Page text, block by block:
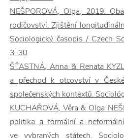
NEŠPOROVÁ, Olga, 2019.
rodičovství. Zjištění
Sociologický časopis / Czech
3–30.
ŠŤASTNÁ, Anna & Renata
a přechod k otcovství v
společenských kontextů.
KUCHAŘOVÁ, Věra & Olga
politika a formální a
ve vybraných státech.